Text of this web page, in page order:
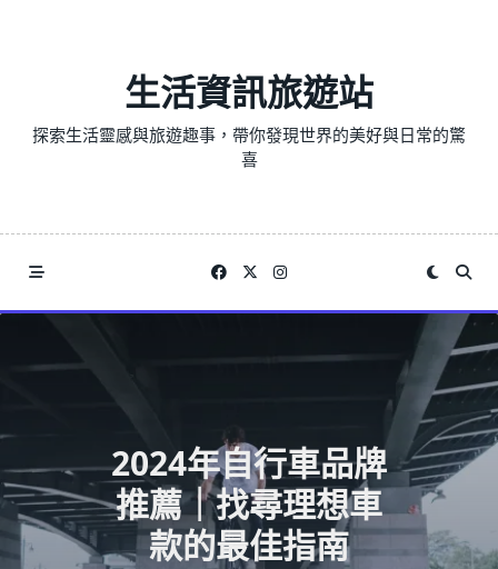
生活資訊旅遊站
探索生活靈感與旅遊趣事，帶你發現世界的美好與日常的驚
喜
2024年自行車品牌
推薦｜找尋理想車
款的最佳指南